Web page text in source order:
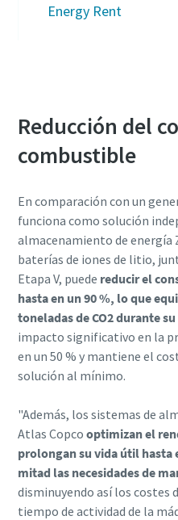
Energy Rent
Reducción del
combustible
En comparación con un
funciona como solución
almacenamiento de energía
baterías de iones de litio,
Etapa V, puede reducir el
hasta en un 90 %, lo que
toneladas de CO2 durante
impacto significativo en la
en un 50 % y mantiene el
solución al mínimo.
"Además, los sistemas de
Atlas Copco optimizan el
prolongan su vida útil hasta
mitad las necesidades de
disminuyendo así los costes
tiempo de actividad de la